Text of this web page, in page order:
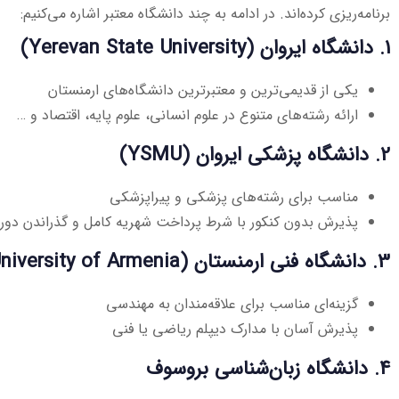
برنامه‌ریزی کرده‌اند. در ادامه به چند دانشگاه معتبر اشاره می‌کنیم:
1. دانشگاه ایروان (Yerevan State University)
یکی از قدیمی‌ترین و معتبرترین دانشگاه‌های ارمنستان
ارائه رشته‌های متنوع در علوم انسانی، علوم پایه، اقتصاد و …
2. دانشگاه پزشکی ایروان (YSMU)
مناسب برای رشته‌های پزشکی و پیراپزشکی
پذیرش بدون کنکور با شرط پرداخت شهریه کامل و گذراندن
3. دانشگاه فنی ارمنستان (Polytechnic University of Armenia)
گزینه‌ای مناسب برای علاقه‌مندان به مهندسی
پذیرش آسان با مدارک دیپلم ریاضی یا فنی
4. دانشگاه زبان‌شناسی بروسوف